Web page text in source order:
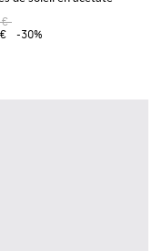
€
-30%